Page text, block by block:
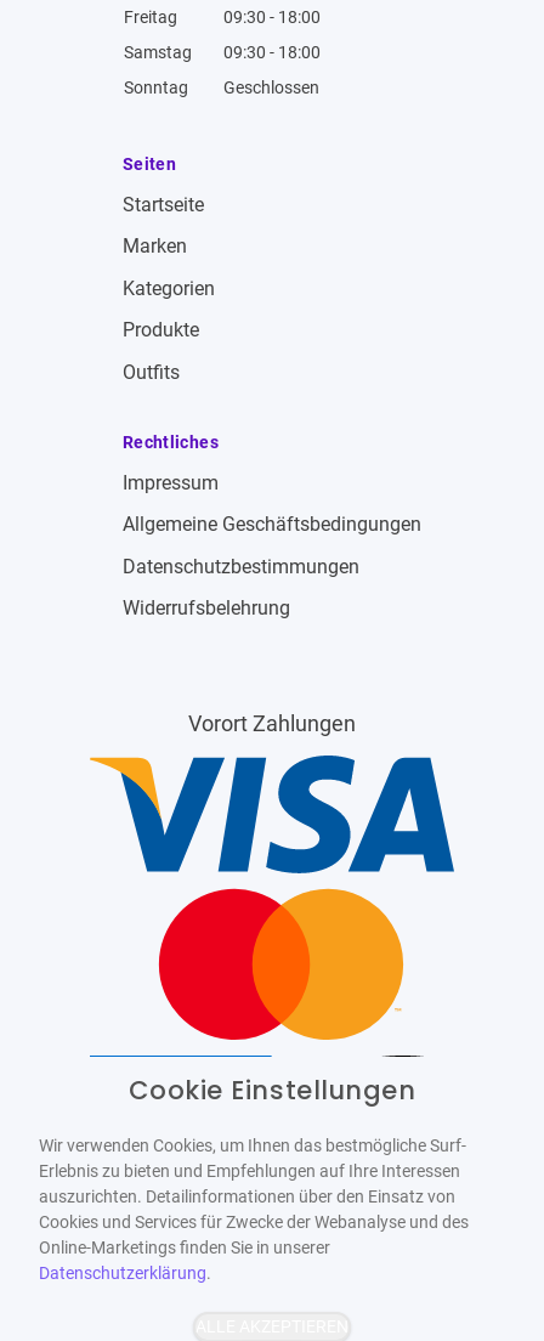
Freitag
09:30 - 18:00
Samstag
09:30 - 18:00
Sonntag
Geschlossen
Seiten
Startseite
Marken
Kategorien
Produkte
Outfits
Rechtliches
Impressum
Allgemeine Geschäftsbedingungen
Datenschutzbestimmungen
Widerrufsbelehrung
Vorort Zahlungen
WCAG-2.1-AA
Cookie Einstellungen
Wir verwenden Cookies, um Ihnen das bestmögliche Surf-
Erlebnis zu bieten und Empfehlungen auf Ihre Interessen
auszurichten. Detailinformationen über den Einsatz von
Cookies und Services für Zwecke der Webanalyse und des
Online-Marketings finden Sie in unserer
Datenschutzerklärung.
ALLE AKZEPTIEREN